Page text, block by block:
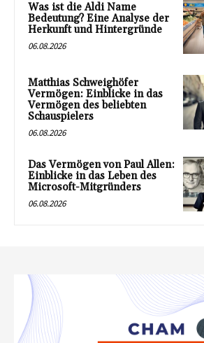
Was ist die Aldi Name
Bedeutung? Eine Analyse der
Herkunft und Hintergründe
06.08.2026
Matthias Schweighöfer
Vermögen: Einblicke in das
Vermögen des beliebten
Schauspielers
06.08.2026
Das Vermögen von Paul Allen:
Einblicke in das Leben des
Microsoft-Mitgründers
06.08.2026